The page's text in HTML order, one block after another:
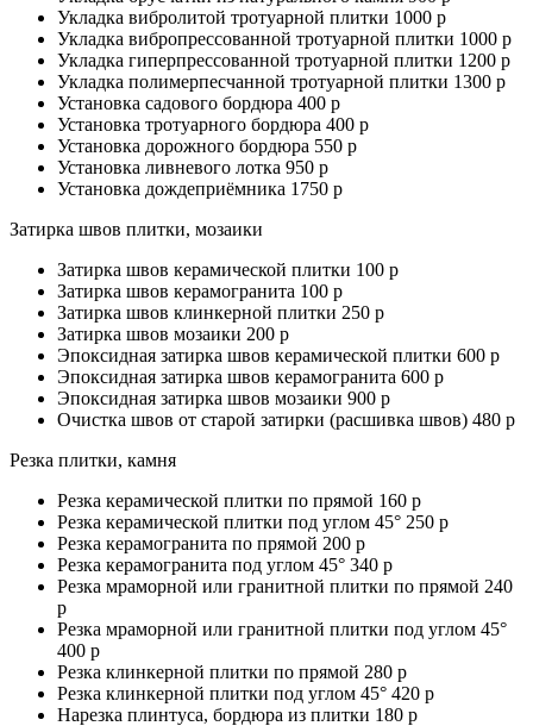
Укладка вибролитой тротуарной плитки 1000 р
Укладка вибропрессованной тротуарной плитки 1000 р
Укладка гиперпрессованной тротуарной плитки 1200 р
Укладка полимерпесчанной тротуарной плитки 1300 р
Установка садового бордюра 400 р
Установка тротуарного бордюра 400 р
Установка дорожного бордюра 550 р
Установка ливневого лотка 950 р
Установка дождеприёмника 1750 р
Затирка швов плитки, мозаики
Затирка швов керамической плитки 100 р
Затирка швов керамогранита 100 р
Затирка швов клинкерной плитки 250 р
Затирка швов мозаики 200 р
Эпоксидная затирка швов керамической плитки 600 р
Эпоксидная затирка швов керамогранита 600 р
Эпоксидная затирка швов мозаики 900 р
Очистка швов от старой затирки (расшивка швов) 480 р
Резка плитки, камня
Резка керамической плитки по прямой 160 р
Резка керамической плитки под углом 45° 250 р
Резка керамогранита по прямой 200 р
Резка керамогранита под углом 45° 340 р
Резка мраморной или гранитной плитки по прямой 240
р
Резка мраморной или гранитной плитки под углом 45°
400 р
Резка клинкерной плитки по прямой 280 р
Резка клинкерной плитки под углом 45° 420 р
Нарезка плинтуса, бордюра из плитки 180 р